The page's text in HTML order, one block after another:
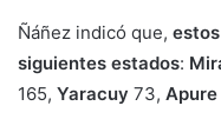
Ñáñez indicó que,
siguientes estados:
165, Yaracuy 73, Apure